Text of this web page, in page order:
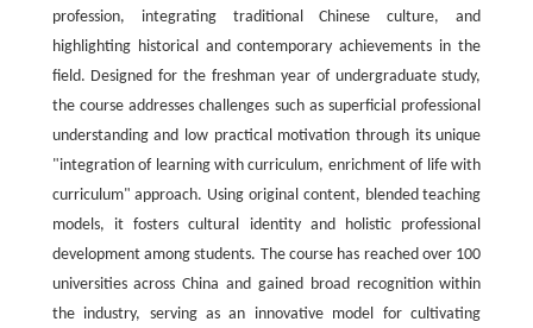
profession, integrating traditional Chinese culture, and
highlighting historical and contemporary achievements in the
field. Designed for the freshman year of undergraduate study,
the course addresses challenges such as superficial professional
understanding and low practical motivation through its unique
"integration of learning with curriculum, enrichment of life with
curriculum" approach. Using original content, blended teaching
models, it fosters cultural identity and holistic professional
development among students. The course has reached over 100
universities across China and gained broad recognition within
the industry, serving as an innovative model for cultivating